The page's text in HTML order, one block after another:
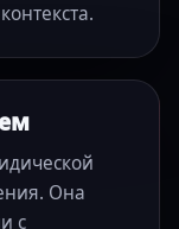
Она
с